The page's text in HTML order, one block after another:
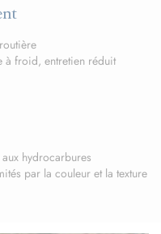
froid, entretien réduit
hydrocarbures
par la couleur et la texture